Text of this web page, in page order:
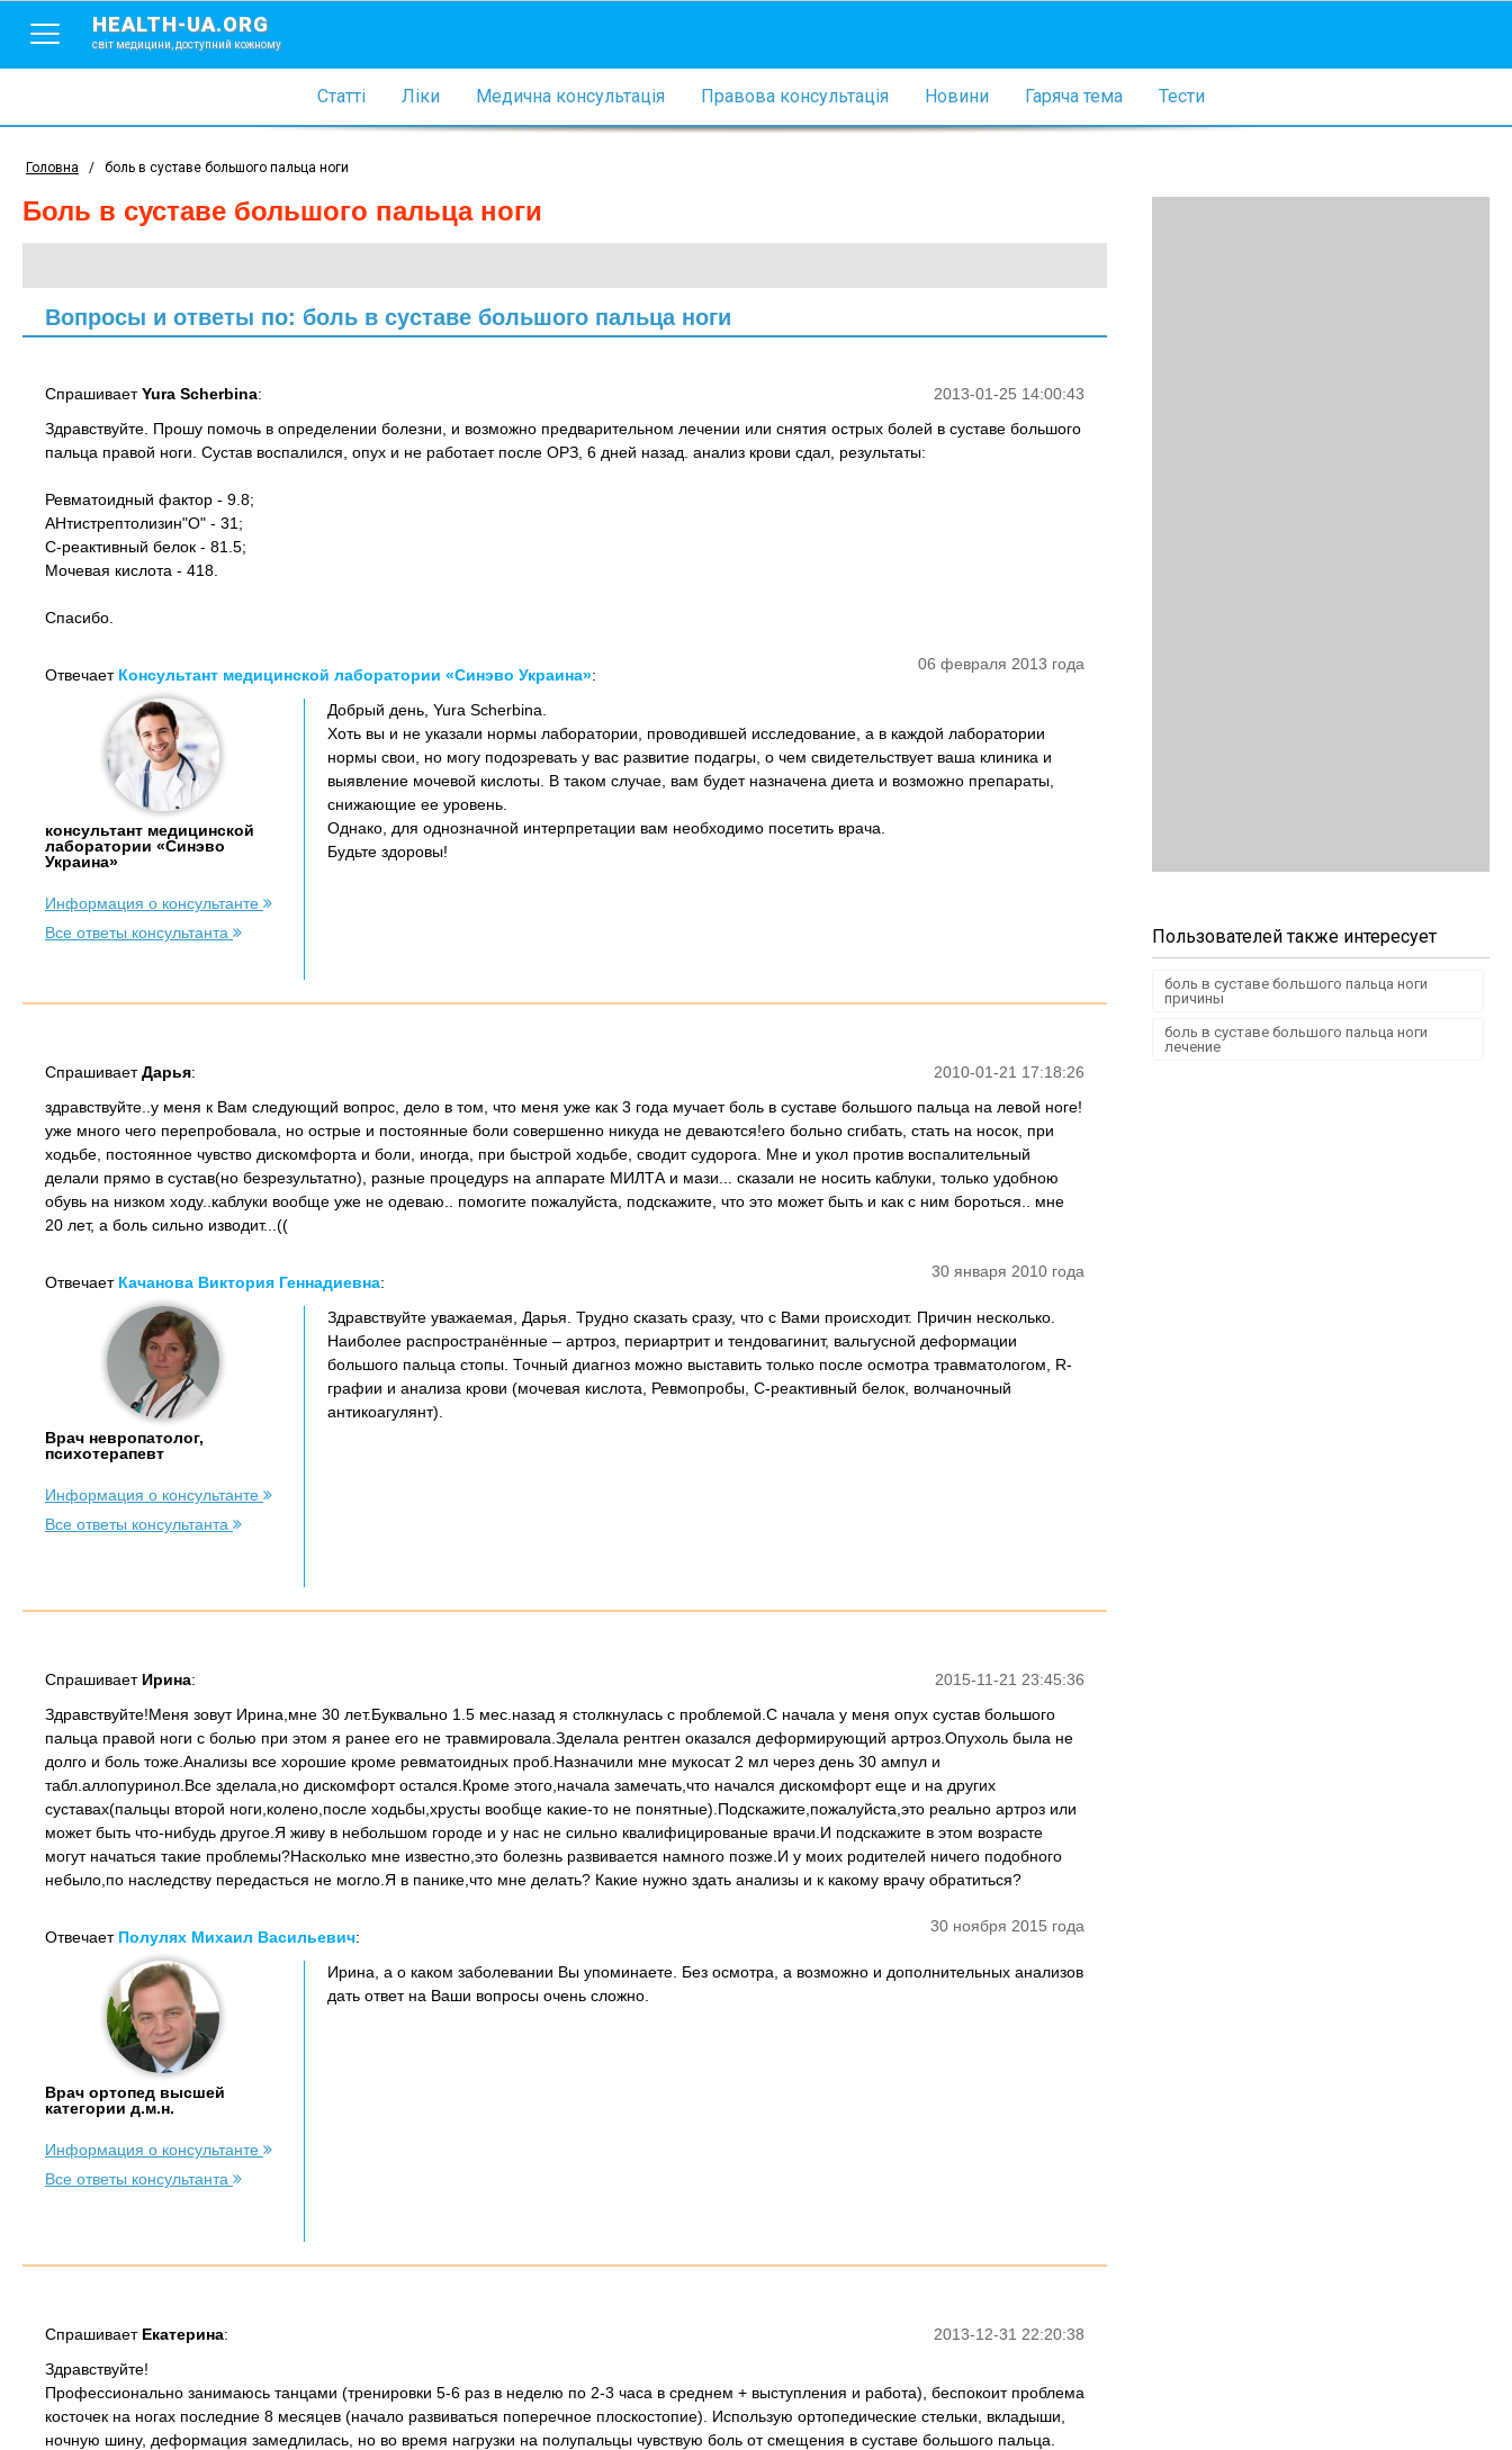
HEALTH-UA.ORG
світ медицини, доступний кожному
Статті Ліки Медична консультація Правова консультація Новини Гаряча тема Тести
Головна / боль в суставе большого пальца ноги
боль в суставе большого пальца ноги
Вопросы и ответы по: боль в суставе большого пальца ноги
2013-01-25 14:00:43
СпрашиваетYura Scherbina:
Здравствуйте. Прошу помочь в определении болезни, и возможно предварительном лечении или снятия острых болей в суставе большого
пальца правой ноги. Сустав воспалился, опух и не работает после ОРЗ, 6 дней назад. анализ крови сдал, результаты:
Ревматоидный фактор - 9.8;
АНтистрептолизин"О" - 31;
С-реактивный белок - 81.5;
Мочевая кислота - 418.
Спасибо.
06 февраля 2013 года
Отвечает Консультант медицинской лаборатории «Синэво Украина»:
консультант медицинской
лаборатории «Синэво
Украина»
Информация о консультанте
Все ответы консультанта
Добрый день, Yura Scherbina.
Хоть вы и не указали нормы лаборатории, проводившей исследование, а в каждой лаборатории
нормы свои, но могу подозревать у вас развитие подагры, о чем свидетельствует ваша клиника и
выявление мочевой кислоты. В таком случае, вам будет назначена диета и возможно препараты,
снижающие ее уровень.
Однако, для однозначной интерпретации вам необходимо посетить врача.
Будьте здоровы!
2010-01-21 17:18:26
СпрашиваетДарья:
здравствуйте..у меня к Вам следующий вопрос, дело в том, что меня уже как 3 года мучает боль в суставе большого пальца на левой ноге!
уже много чего перепробовала, но острые и постоянные боли совершенно никуда не деваются!его больно сгибать, стать на носок, при
ходьбе, постоянное чувство дискомфорта и боли, иногда, при быстрой ходьбе, сводит судорога. Мне и укол против воспалительный
делали прямо в сустав(но безрезультатно), разные процедурs на аппарате МИЛТА и мази... сказали не носить каблуки, только удобною
обувь на низком ходу..каблуки вообще уже не одеваю.. помогите пожалуйста, подскажите, что это может быть и как с ним бороться.. мне
20 лет, а боль сильно изводит...((
30 января 2010 года
Отвечает Качанова Виктория Геннадиевна:
Врач невропатолог,
психотерапевт
Информация о консультанте
Все ответы консультанта
Здравствуйте уважаемая, Дарья. Трудно сказать сразу, что с Вами происходит. Причин несколько.
Наиболее распространённые – артроз, периартрит и тендовагинит, вальгусной деформации
большого пальца стопы. Точный диагноз можно выставить только после осмотра травматологом, R-
графии и анализа крови (мочевая кислота, Ревмопробы, С-реактивный белок, волчаночный
антикоагулянт).
2015-11-21 23:45:36
Спрашивает Ирина:
Здравствуйте!Меня зовут Ирина,мне 30 лет.Буквально 1.5 мес.назад я столкнулась с проблемой.С начала у меня опух сустав большого
пальца правой ноги с болью при этом я ранее его не травмировала.Зделала рентген оказался деформирующий артроз.Опухоль была не
долго и боль тоже.Анализы все хорошие кроме ревматоидных проб.Назначили мне мукосат 2 мл через день 30 ампул и
табл.аллопуринол.Все зделала,но дискомфорт остался.Кроме этого,начала замечать,что начался дискомфорт еще и на других
суставах(пальцы второй ноги,колено,после ходьбы,хрусты вообще какие-то не понятные).Подскажите,пожалуйста,это реально артроз или
может быть что-нибудь другое.Я живу в небольшом городе и у нас не сильно квалифицированые врачи.И подскажите в этом возрасте
могут начаться такие проблемы?Насколько мне известно,это болезнь развивается намного позже.И у моих родителей ничего подобного
небыло,по наследству передасться не могло.Я в панике,что мне делать? Какие нужно здать анализы и к какому врачу обратиться?
30 ноября 2015 года
Отвечает Полулях Михаил Васильевич:
Врач ортопед высшей
категории д.м.н.
Информация о консультанте
Все ответы консультанта
Ирина, а о каком заболевании Вы упоминаете. Без осмотра, а возможно и дополнительных анализов
дать ответ на Ваши вопросы очень сложно.
2013-12-31 22:20:38
Спрашивает Екатерина:
Здравствуйте!
Профессионально занимаюсь танцами (тренировки 5-6 раз в неделю по 2-3 часа в среднем + выступления и работа), беспокоит проблема
косточек на ногах последние 8 месяцев (начало развиваться поперечное плоскостопие). Использую ортопедические стельки, вкладыши,
ночную шину, деформация замедлилась, но во время нагрузки на полупальцы чувствую боль от смещения в суставе большого пальца.
Пользователей также интересует
боль в суставе большого пальца ноги
причины
боль в суставе большого пальца ноги
лечение